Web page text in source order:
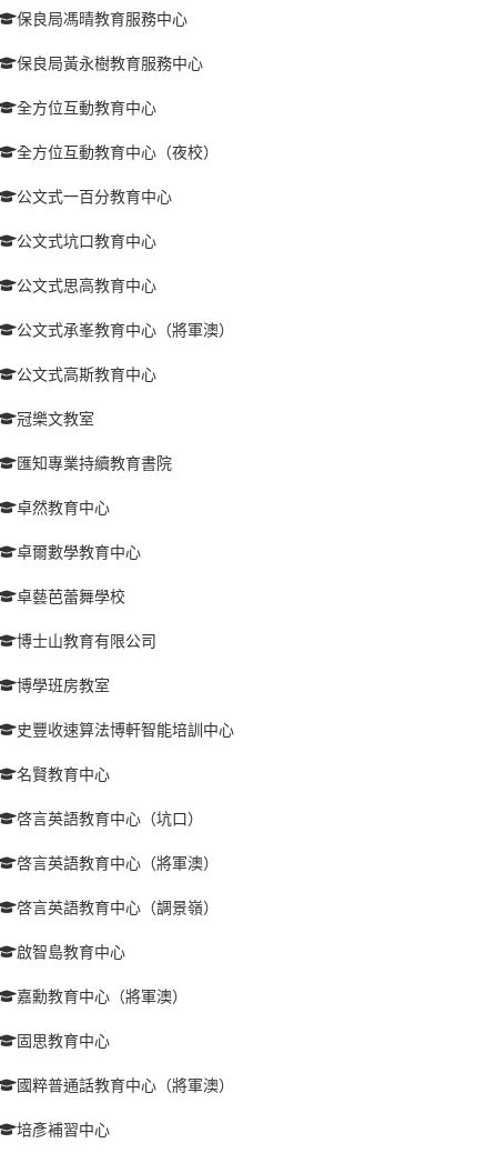
保良局馮晴教育服務中心
保良局黃永樹教育服務中心
全方位互動教育中心
全方位互動教育中心（夜校）
公文式一百分教育中心
公文式坑口教育中心
公文式思高教育中心
公文式承峯教育中心（將軍澳）
公文式高斯教育中心
冠樂文教室
匯知專業持續教育書院
卓然教育中心
卓爾數學教育中心
卓藝芭蕾舞學校
博士山教育有限公司
博學班房教室
史豐收速算法博軒智能培訓中心
名賢教育中心
啓言英語教育中心（坑口）
啓言英語教育中心（將軍澳）
啓言英語教育中心（調景嶺）
啟智島教育中心
嘉勳教育中心（將軍澳）
固思教育中心
國粹普通話教育中心（將軍澳）
培彥補習中心